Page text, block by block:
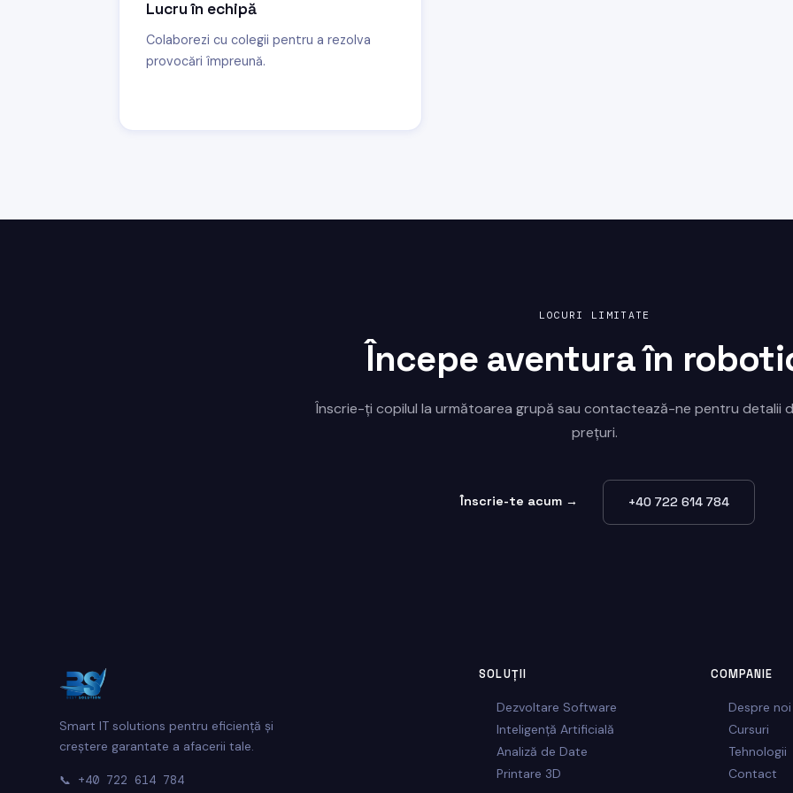
Lucru în echipă
Colaborezi cu colegii pentru a rezolva
provocări împreună.
LOCURI LIMITATE
Începe aventura în
Înscrie-ți copilul la următoarea grupă sau contactează-ne pentru detalii
prețuri.
Înscrie-te acum → +40 722 614 784
Smart IT solutions pentru eficiență și
creștere garantate a afacerii tale.
📞 +40 722 614 784
SOLUȚII
Dezvoltare Software
Inteligență Artificială
Analiză de Date
Printare 3D
COMPANIE
Despre noi
Cursuri
Tehnologii
Contact